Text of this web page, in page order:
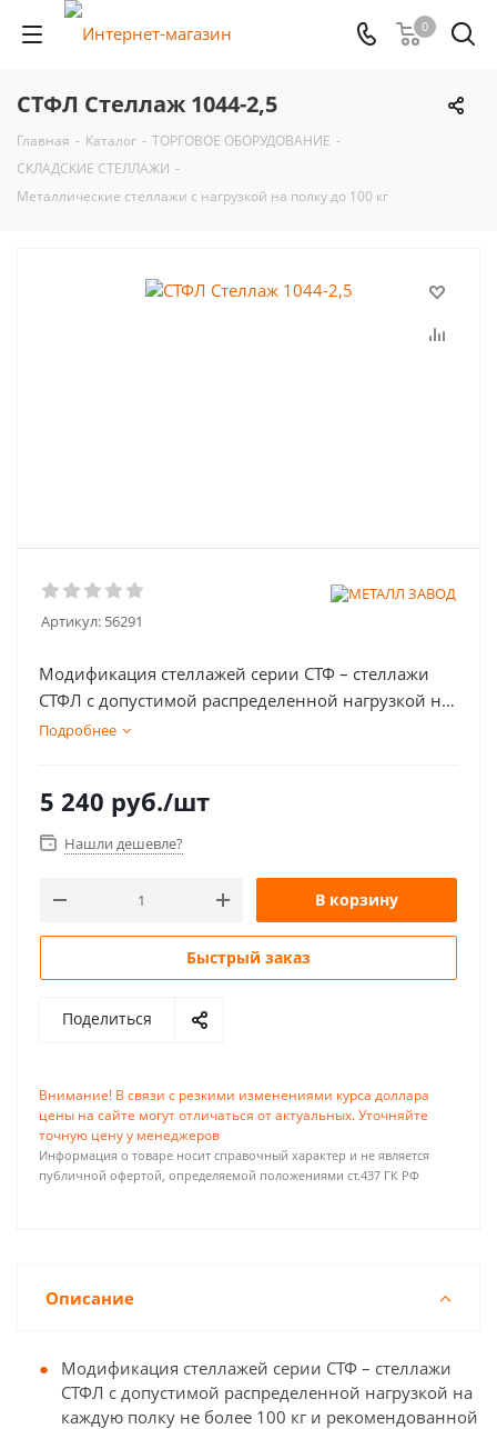
0
СТФЛ Стеллаж 1044-2,5
Главная - Каталог - ТОРГОВОЕ ОБОРУДОВАНИЕ -
СКЛАДСКИЕ СТЕЛЛАЖИ -
Металлические стеллажи с нагрузкой на полку до 100 кг
Артикул: 56291
Модификация стеллажей серии СТФ – стеллажи
СТФЛ с допустимой распределенной нагрузкой на
каждую полку не более 100 кг и рекомендованной
Подробнее
5 240 руб./шт
Нашли дешевле?
В корзину
Быстрый заказ
Поделиться
Внимание! В связи с резкими изменениями курса доллара
цены на сайте могут отличаться от актуальных. Уточняйте
точную цену у менеджеров
Информация о товаре носит справочный характер и не является
публичной офертой, определяемой положениями ст.437 ГК РФ
Описание
Модификация стеллажей серии СТФ – стеллажи
СТФЛ с допустимой распределенной нагрузкой на
каждую полку не более 100 кг и рекомендованной